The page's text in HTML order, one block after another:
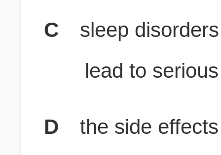
C
sleep
lead to
D
the side